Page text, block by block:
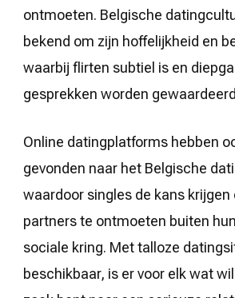
ontmoeten. Belgische
bekend om zijn hoffelijkheid en
waarbij flirten subtiel is en
gesprekken worden
Online datingplatforms hebben
gevonden naar het Belgische
waardoor singles de kans
partners te ontmoeten buiten
sociale kring. Met talloze
beschikbaar, is er voor elk wat